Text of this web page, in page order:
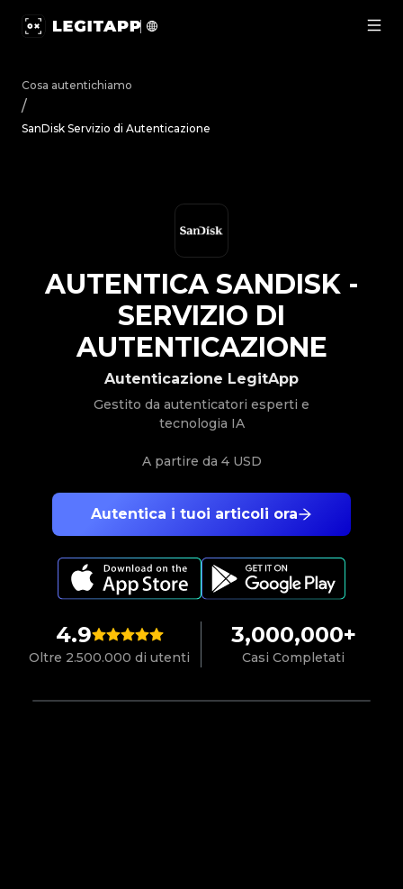
Cosa autentichiamo
/
SanDisk Servizio di Autenticazione
4.9
Oltre 2.500.000 di utenti
3,000,000+
Casi Completati
Autentica i tuoi articoli ora
Autenticazione LegitApp
Gestito da autenticatori esperti e
tecnologia IA
A partire da 4 USD
AUTENTICA SANDISK-
SERVIZIO DI
AUTENTICAZIONE